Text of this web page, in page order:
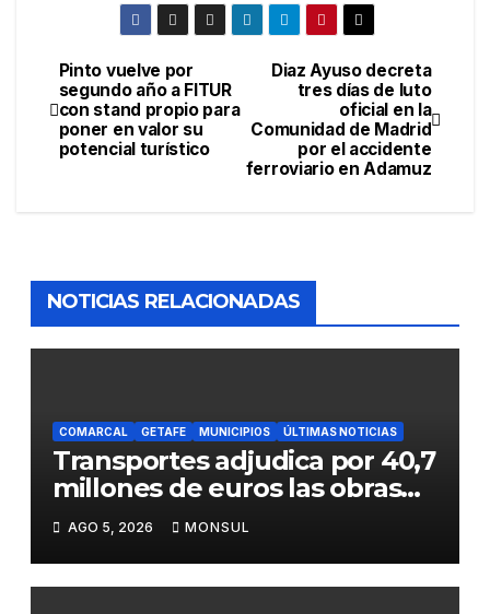
Diaz Ayuso decreta
tres días de luto
oficial en la
Comunidad de Madrid
por el accidente
ferroviario en Adamuz
Pinto vuelve por
segundo año a FITUR
con stand propio para
poner en valor su
potencial turístico
NOTICIAS RELACIONADAS
COMARCAL GETAFE MUNICIPIOS ÚLTIMAS NOTICIAS
Transportes adjudica por 40,7
millones de euros las obras
para mejorar la accesibilidad
del transporte público en la
A-4 en Getafe
AGO 5, 2026 MONSUL